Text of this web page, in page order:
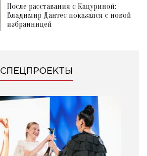
После расставания с Кацуриной:
Владимир Дантес показался с новой
избранницей
СПЕЦПРОЕКТЫ